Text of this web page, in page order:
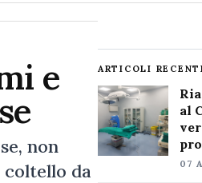
e
non
coltello da
ARTICOLI
al
07